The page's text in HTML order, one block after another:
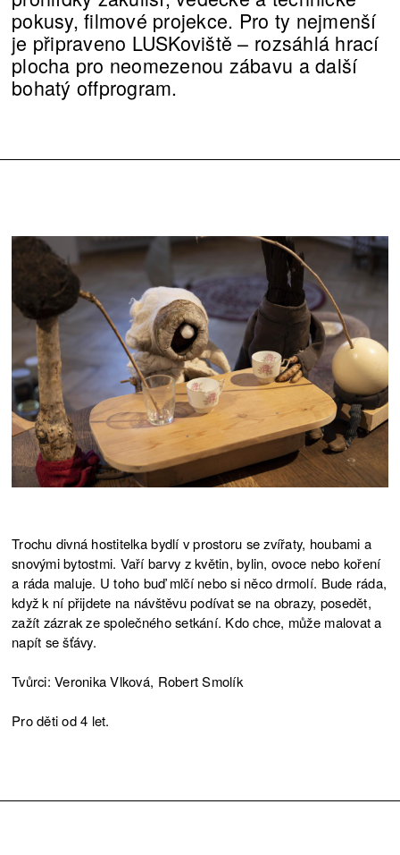
pokusy, filmové projekce. Pro ty nejmenší
je připraveno LUSKoviště – rozsáhlá hrací
plocha pro neomezenou zábavu a další
bohatý offprogram.
Trochu divná hostitelka bydlí v prostoru se zvířaty, houbami a
snovými bytostmi. Vaří barvy z květin, bylin, ovoce nebo koření
a ráda maluje. U toho buď mlčí nebo si něco drmolí. Bude ráda,
když k ní přijdete na návštěvu podívat se na obrazy, posedět,
zažít zázrak ze společného setkání. Kdo chce, může malovat a
napít se šťávy.
Tvůrci: Veronika Vlková, Robert Smolík
Pro děti od 4 let.